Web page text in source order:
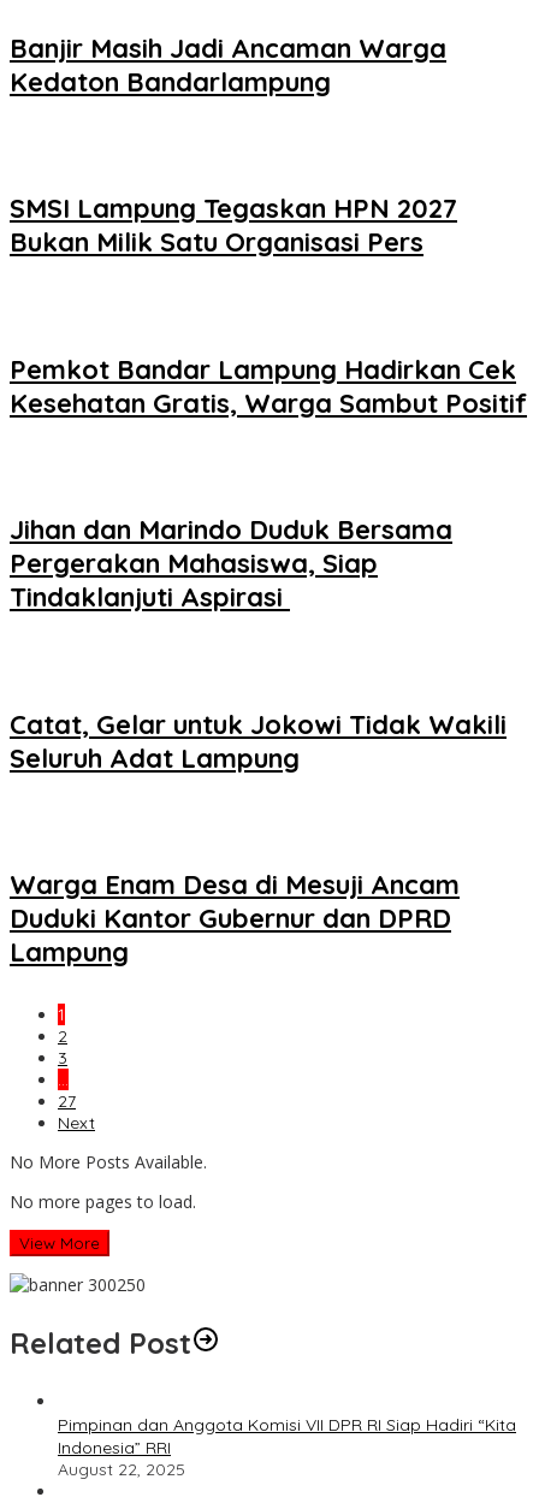
Banjir Masih Jadi Ancaman Warga
Kedaton Bandarlampung
SMSI Lampung Tegaskan HPN 2027
Bukan Milik Satu Organisasi Pers
Pemkot Bandar Lampung Hadirkan Cek
Kesehatan Gratis, Warga Sambut Positif
Jihan dan Marindo Duduk Bersama
Pergerakan Mahasiswa, Siap
Tindaklanjuti Aspirasi
Catat, Gelar untuk Jokowi Tidak Wakili
Seluruh Adat Lampung
Warga Enam Desa di Mesuji Ancam
Duduki Kantor Gubernur dan DPRD
Lampung
1
2
3
…
27
Next
No More Posts Available.
No more pages to load.
View More
Related Post
Pimpinan dan Anggota Komisi VII DPR RI Siap Hadiri “Kita
Indonesia” RRI
August 22, 2025